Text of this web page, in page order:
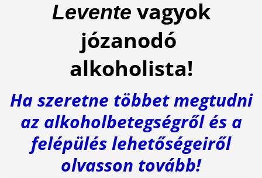
Levente vagyok
józanodó
alkoholista!
Ha szeretne többet megtudni
az alkoholbetegségről és a
felépülés lehetőségeiről
olvasson tovább!